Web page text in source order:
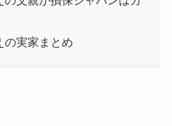
の実家まとめ